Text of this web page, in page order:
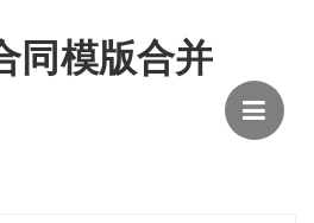
同模版合并